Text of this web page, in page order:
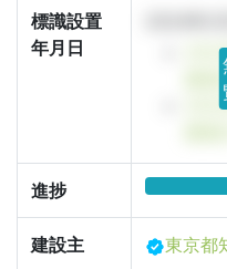
標識設置
年月日
建
進捗
建設主 東京都